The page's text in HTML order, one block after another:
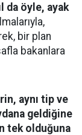
da öyle, ayak
bir plan
bakanlara
aynı tip ve
geldiğine
tek olduğuna